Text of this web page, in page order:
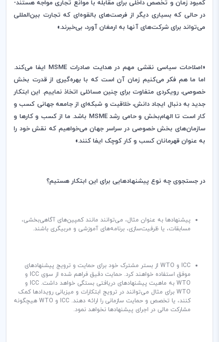
کمبود زمان و تخصص داخلی برای مقابله با موانع تجاری مواجه هستند-
در حالی که بسیاری دیگر از فرصت‌های بالقوه‌ای که تجارت بین‌المللی
می‌تواند برای شرکت‌های آنها به ارمغان آورد، بی‌خبرند.»
«اصلاحات سیاسی نقشی مهم در هدایت صادراتMSME ایفا می‌کند.
اما ما هم فکر می‌کنیم زمان آن است که با بهره‌گیری از قدرت بخش
خصوصی، رویکردی متفاوت برای چنین مسائلی اتخاذ نماییم. این ابتکار
جدید به دنبال ایجاد دانش، خلاقیت و شبکه‌ای از جامعه جهانی کسب و
کار است تا الهام‌بخش و حامی رشدMSME باشد. ما از کسب و کارها و
سازمان‌های بخش خصوصی در سراسر جهان می‌خواهیم که نقش خود را
به عنوان قهرمانان کسب و کار کوچک ایفا کنند.»
در جستجوی چه نوع پیشنهادهایی برای این ابتکار هستیم؟
پیشنهادها به عنوان مثال، می‌توانند مانند کمپین‌های آگاهی‌بخشی،
مسابقات، یا ظرفیت‌سازی، برنامه‌های آموزشی و مربیگری باشند.
ICC و WTO از بستر مشترک خود برای حمایت و ترویج پیشنهادهای
موفق استفاده خواهند کرد. حمایت دقیق فراهم شده از سوی ICC و
WTO به ماهیت پیشنهادهای دریافتی بستگی خواهد داشت. ICC و
WTO برای مثال می‌توانند در ترویج ابتکارات و میزبانی رویدادها کمک
کنند، یا تخصص و حمایت سازمانی را ارائه دهند. ICC و WTO هیچگونه
مشارکت مالی در اجرای پیشنهادها نخواهد نمود.